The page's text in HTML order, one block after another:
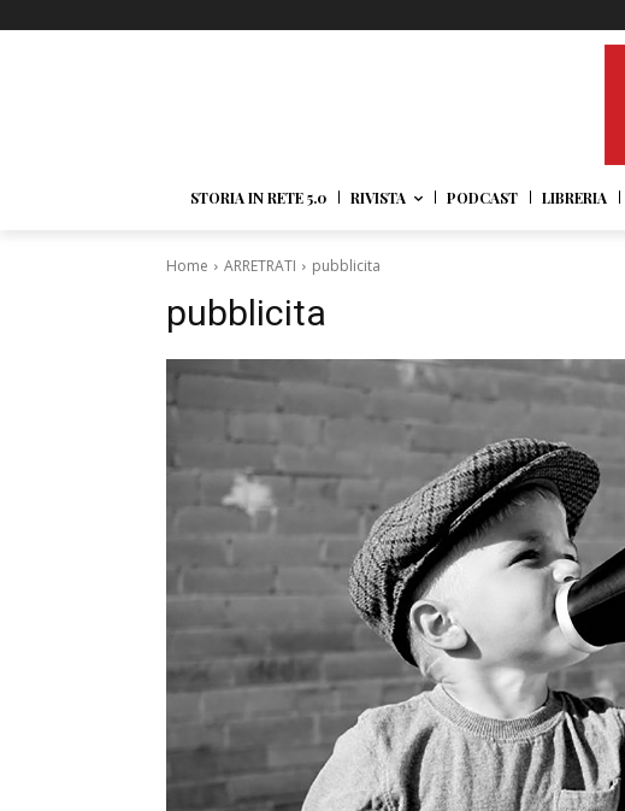
STORIA IN RETE 5.0 RIVISTA PODCAST LIBRERIA
Home ARRETRATI pubblicita
pubblicita